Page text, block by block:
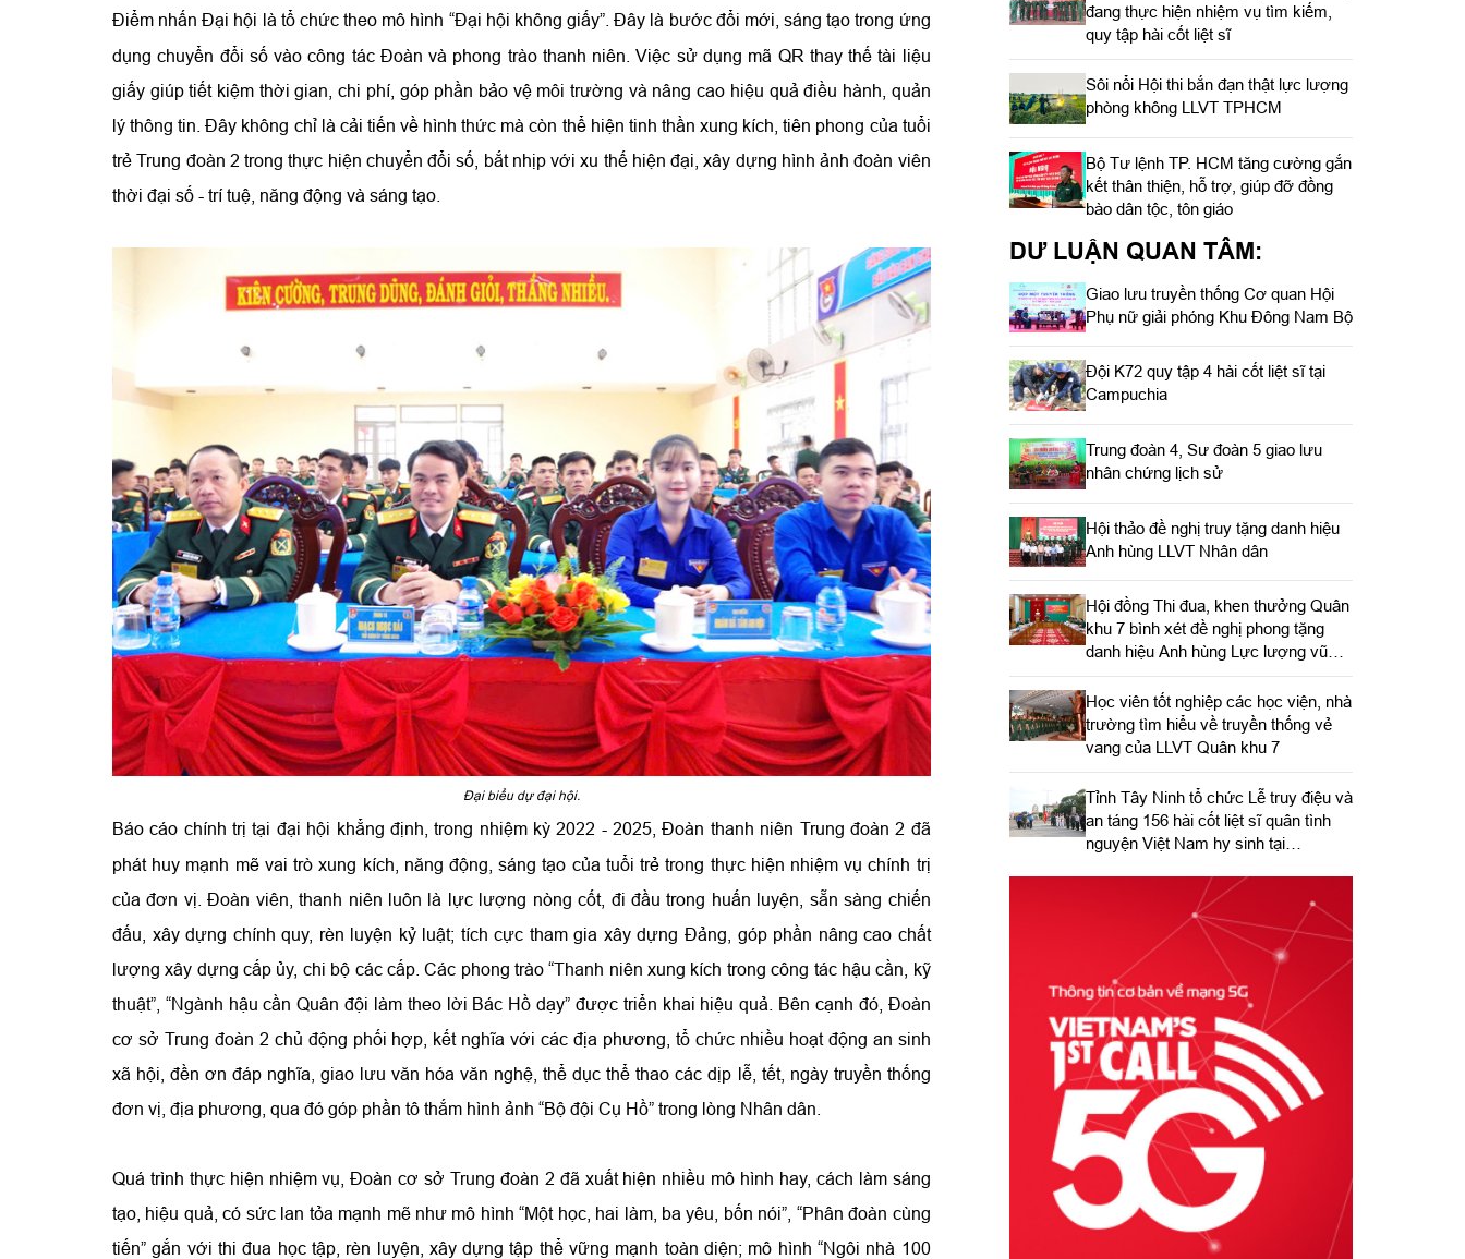
Điểm nhấn Đại hội là tổ chức theo mô hình “Đại hội không giấy”. Đây là bước đổi mới, sáng tạo trong ứng
dụng chuyển đổi số vào công tác Đoàn và phong trào thanh niên. Việc sử dụng mã QR thay thế tài liệu
giấy giúp tiết kiệm thời gian, chi phí, góp phần bảo vệ môi trường và nâng cao hiệu quả điều hành, quản
lý thông tin. Đây không chỉ là cải tiến về hình thức mà còn thể hiện tinh thần xung kích, tiên phong của tuổi
trẻ Trung đoàn 2 trong thực hiện chuyển đổi số, bắt nhịp với xu thế hiện đại, xây dựng hình ảnh đoàn viên
thời đại số - trí tuệ, năng động và sáng tạo.
Đại biểu dự đại hội.
Báo cáo chính trị tại đại hội khẳng định, trong nhiệm kỳ 2022 - 2025, Đoàn thanh niên Trung đoàn 2 đã
phát huy mạnh mẽ vai trò xung kích, năng động, sáng tạo của tuổi trẻ trong thực hiện nhiệm vụ chính trị
của đơn vị. Đoàn viên, thanh niên luôn là lực lượng nòng cốt, đi đầu trong huấn luyện, sẵn sàng chiến
đấu, xây dựng chính quy, rèn luyện kỷ luật; tích cực tham gia xây dựng Đảng, góp phần nâng cao chất
lượng xây dựng cấp ủy, chi bộ các cấp. Các phong trào “Thanh niên xung kích trong công tác hậu cần, kỹ
thuật”, “Ngành hậu cần Quân đội làm theo lời Bác Hồ dạy” được triển khai hiệu quả. Bên cạnh đó, Đoàn
cơ sở Trung đoàn 2 chủ động phối hợp, kết nghĩa với các địa phương, tổ chức nhiều hoạt động an sinh
xã hội, đền ơn đáp nghĩa, giao lưu văn hóa văn nghệ, thể dục thể thao các dịp lễ, tết, ngày truyền thống
đơn vị, địa phương, qua đó góp phần tô thắm hình ảnh “Bộ đội Cụ Hồ” trong lòng Nhân dân.
Quá trình thực hiện nhiệm vụ, Đoàn cơ sở Trung đoàn 2 đã xuất hiện nhiều mô hình hay, cách làm sáng
tạo, hiệu quả, có sức lan tỏa mạnh mẽ như mô hình “Một học, hai làm, ba yêu, bốn nói”, “Phân đoàn cùng
tiến” gắn với thi đua học tập, rèn luyện, xây dựng tập thể vững mạnh toàn diện; mô hình “Ngôi nhà 100
đang thực hiện nhiệm vụ tìm kiếm,
quy tập hài cốt liệt sĩ
Sôi nổi Hội thi bắn đạn thật lực lượng
phòng không LLVT TPHCM
Bộ Tư lệnh TP. HCM tăng cường gắn
kết thân thiện, hỗ trợ, giúp đỡ đồng
bào dân tộc, tôn giáo
DƯ LUẬN QUAN TÂM:
Giao lưu truyền thống Cơ quan Hội
Phụ nữ giải phóng Khu Đông Nam Bộ
Đội K72 quy tập 4 hài cốt liệt sĩ tại
Campuchia
Trung đoàn 4, Sư đoàn 5 giao lưu
nhân chứng lịch sử
Hội thảo đề nghị truy tặng danh hiệu
Anh hùng LLVT Nhân dân
Hội đồng Thi đua, khen thưởng Quân
khu 7 bình xét đề nghị phong tặng
danh hiệu Anh hùng Lực lượng vũ
trang nhân dân
Học viên tốt nghiệp các học viện, nhà
trường tìm hiểu về truyền thống vẻ
vang của LLVT Quân khu 7
​Tỉnh Tây Ninh tổ chức Lễ truy điệu và
an táng 156 hài cốt liệt sĩ quân tình
nguyện Việt Nam hy sinh tại